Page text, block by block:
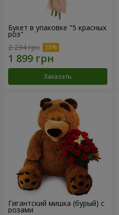
Букет в упаковке "5 красных
роз"
2 234 грн
Заказать
Гигантский мишка (бурый) с
розами